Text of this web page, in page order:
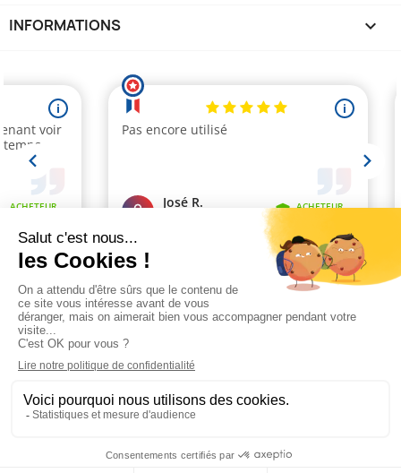
(1 avis)
INFORMATIONS keyboard_arrow_down
Marchand approuvé par la Société des Avis Garantis,cliquez ici pour
vérifier.
Paiement sécurisé
Livraison 48h à 72h